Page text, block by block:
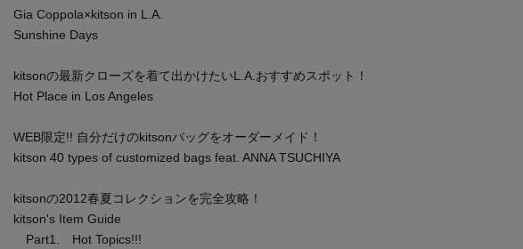
Gia Coppola×kitson in L.A.
Sunshine Days
kitsonの最新クローズを着て出かけたいL.A.おすすめスポット！
Hot Place in Los Angeles
WEB限定!! 自分だけのkitsonバッグをオーダーメイド！
kitson 40 types of customized bags feat. ANNA TSUCHIYA
kitsonの2012春夏コレクションを完全攻略！
kitson's Item Guide
Part1. Hot Topics!!!